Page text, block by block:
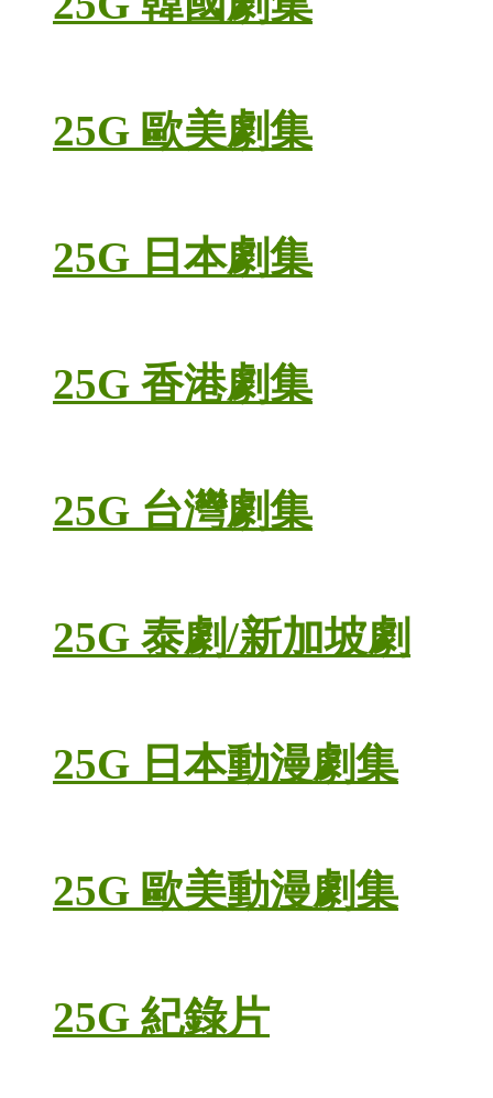
25G 歐美劇集
25G 日本劇集
25G 香港劇集
25G 台灣劇集
25G 泰劇/新加坡劇
25G 日本動漫劇集
25G 歐美動漫劇集
25G 紀錄片